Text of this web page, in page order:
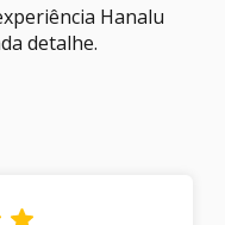
Hanalu
detalhe.